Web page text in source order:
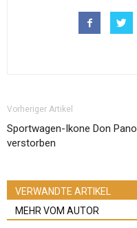
Vorheriger Artikel
Sportwagen-Ikone Don
verstorben
VERWANDTE ARTIKEL
MEHR VOM AUTOR